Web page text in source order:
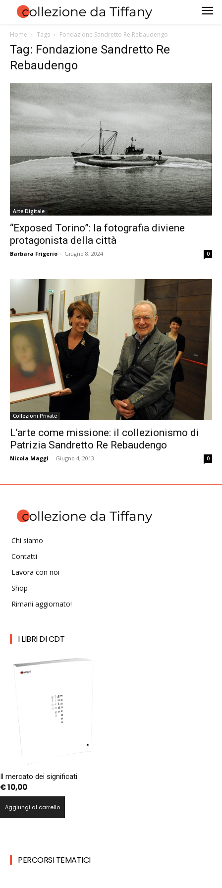
Home Tags Fondazione Sandretto Re Rebaudengo
Tag: Fondazione Sandretto Re
Rebaudengo
Arte Digitale
“Exposed Torino”: la fotografia diviene
protagonista della città
Barbara Frigerio - Giugno 8, 2024 0
Collezioni Private
L’arte come missione: il collezionismo di
Patrizia Sandretto Re Rebaudengo
Nicola Maggi - Giugno 4, 2013 0
Chi siamo
Contatti
Lavora con noi
Shop
Rimani aggiornato!
I LIBRI DI CDT
Il mercato dei significati
€10,00
Aggiungi al carrello
PERCORSI TEMATICI